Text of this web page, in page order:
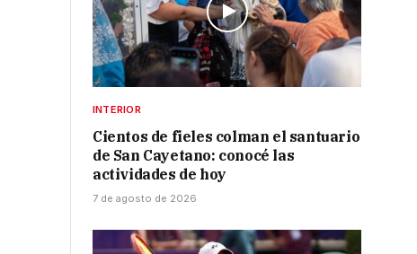
INTERIOR
Cientos de fieles colman el santuario
de San Cayetano: conocé las
actividades de hoy
7 de agosto de 2026